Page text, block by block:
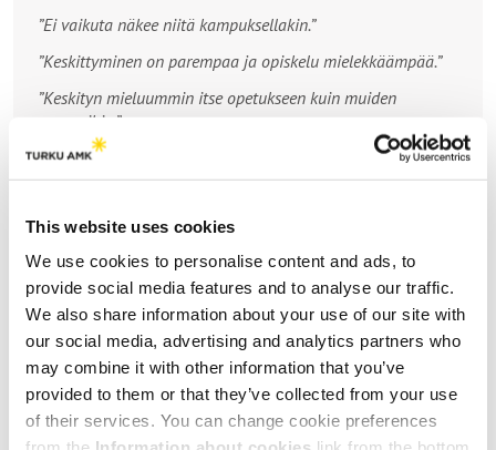
This website uses cookies
We use cookies to personalise content and ads, to
provide social media features and to analyse our traffic.
We also share information about your use of our site with
our social media, advertising and analytics partners who
may combine it with other information that you’ve
provided to them or that they’ve collected from your use
of their services. You can change cookie preferences
”Ei vaikuta näkee niitä kampuksellakin.”
”Keskittyminen on parempaa ja opiskelu mielekkäämpää.”
”Keskityn mieluummin itse opetukseen kuin muiden
naamoihin.”
Katseen kohteena oleminen
hieman (63 %) – se voi muun muassa jännittää ja
asennon vaihtelua, neulomista tms.
”Luo paineita.”
”Joutuu miettimään omaa olemustaan.”
”Tykkään tehdä rauhassa niin katseiden kohteena voi ruveta
ahdistamaan.”
”En ajattele olevani arvioinnin kohteena.”